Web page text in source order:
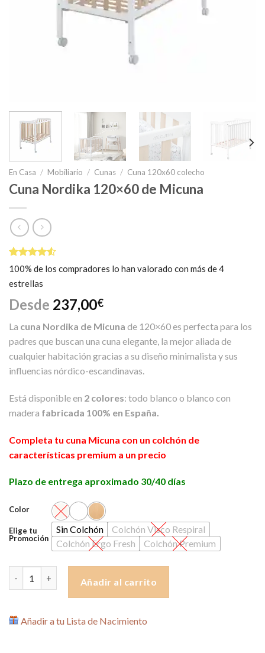
En Casa / Mobiliario / Cunas / Cuna 120x60 colecho
Cuna Nordika 120×60 de Micuna
Valorado
4.50 sobre
5 basado
4
puntuaciones
de clientes
100% de los compradores lo han valorado con más de 4
estrellas
Desde 237,00€
La cuna Nordika de Micuna de 120×60 es perfecta para los
padres que buscan una cuna elegante, la mejor aliada de
cualquier habitación gracias a su diseño minimalista y sus
influencias nórdico-escandinavas.
Está disponible en 2 colores: todo blanco o blanco con
madera fabricada 100% en España.
Completa tu cuna Micuna con un colchón de
características premium a un precio
Plazo de entrega aproximado 30/40 días
Color
Elige tu
Promoción
Sin Colchón
Colchón Visco Respiral
Colchón Ergo Fresh
Colchón Premium
Añadir al carrito
Añadir a tu Lista de Nacimiento